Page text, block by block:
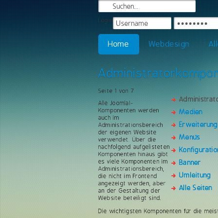
Login
Home Webdesign
Medien
Menüs
Banner
Umleitung
Alle Seiten
Seite 1 von 7
Alle Joomla!-
Komponenten werden
auch im
Administrationsbereich
der eigenen Website
verwendet. Über die
nachfolgend aufgelisteten
Komponenten hinaus gibt
es viele Komponenten im
Administrationsbereich,
die nicht im Frontend
angezeigt werden, aber
an der Gestaltung der
Website beteiligt sind.
Die wichtigsten Komponenten für die